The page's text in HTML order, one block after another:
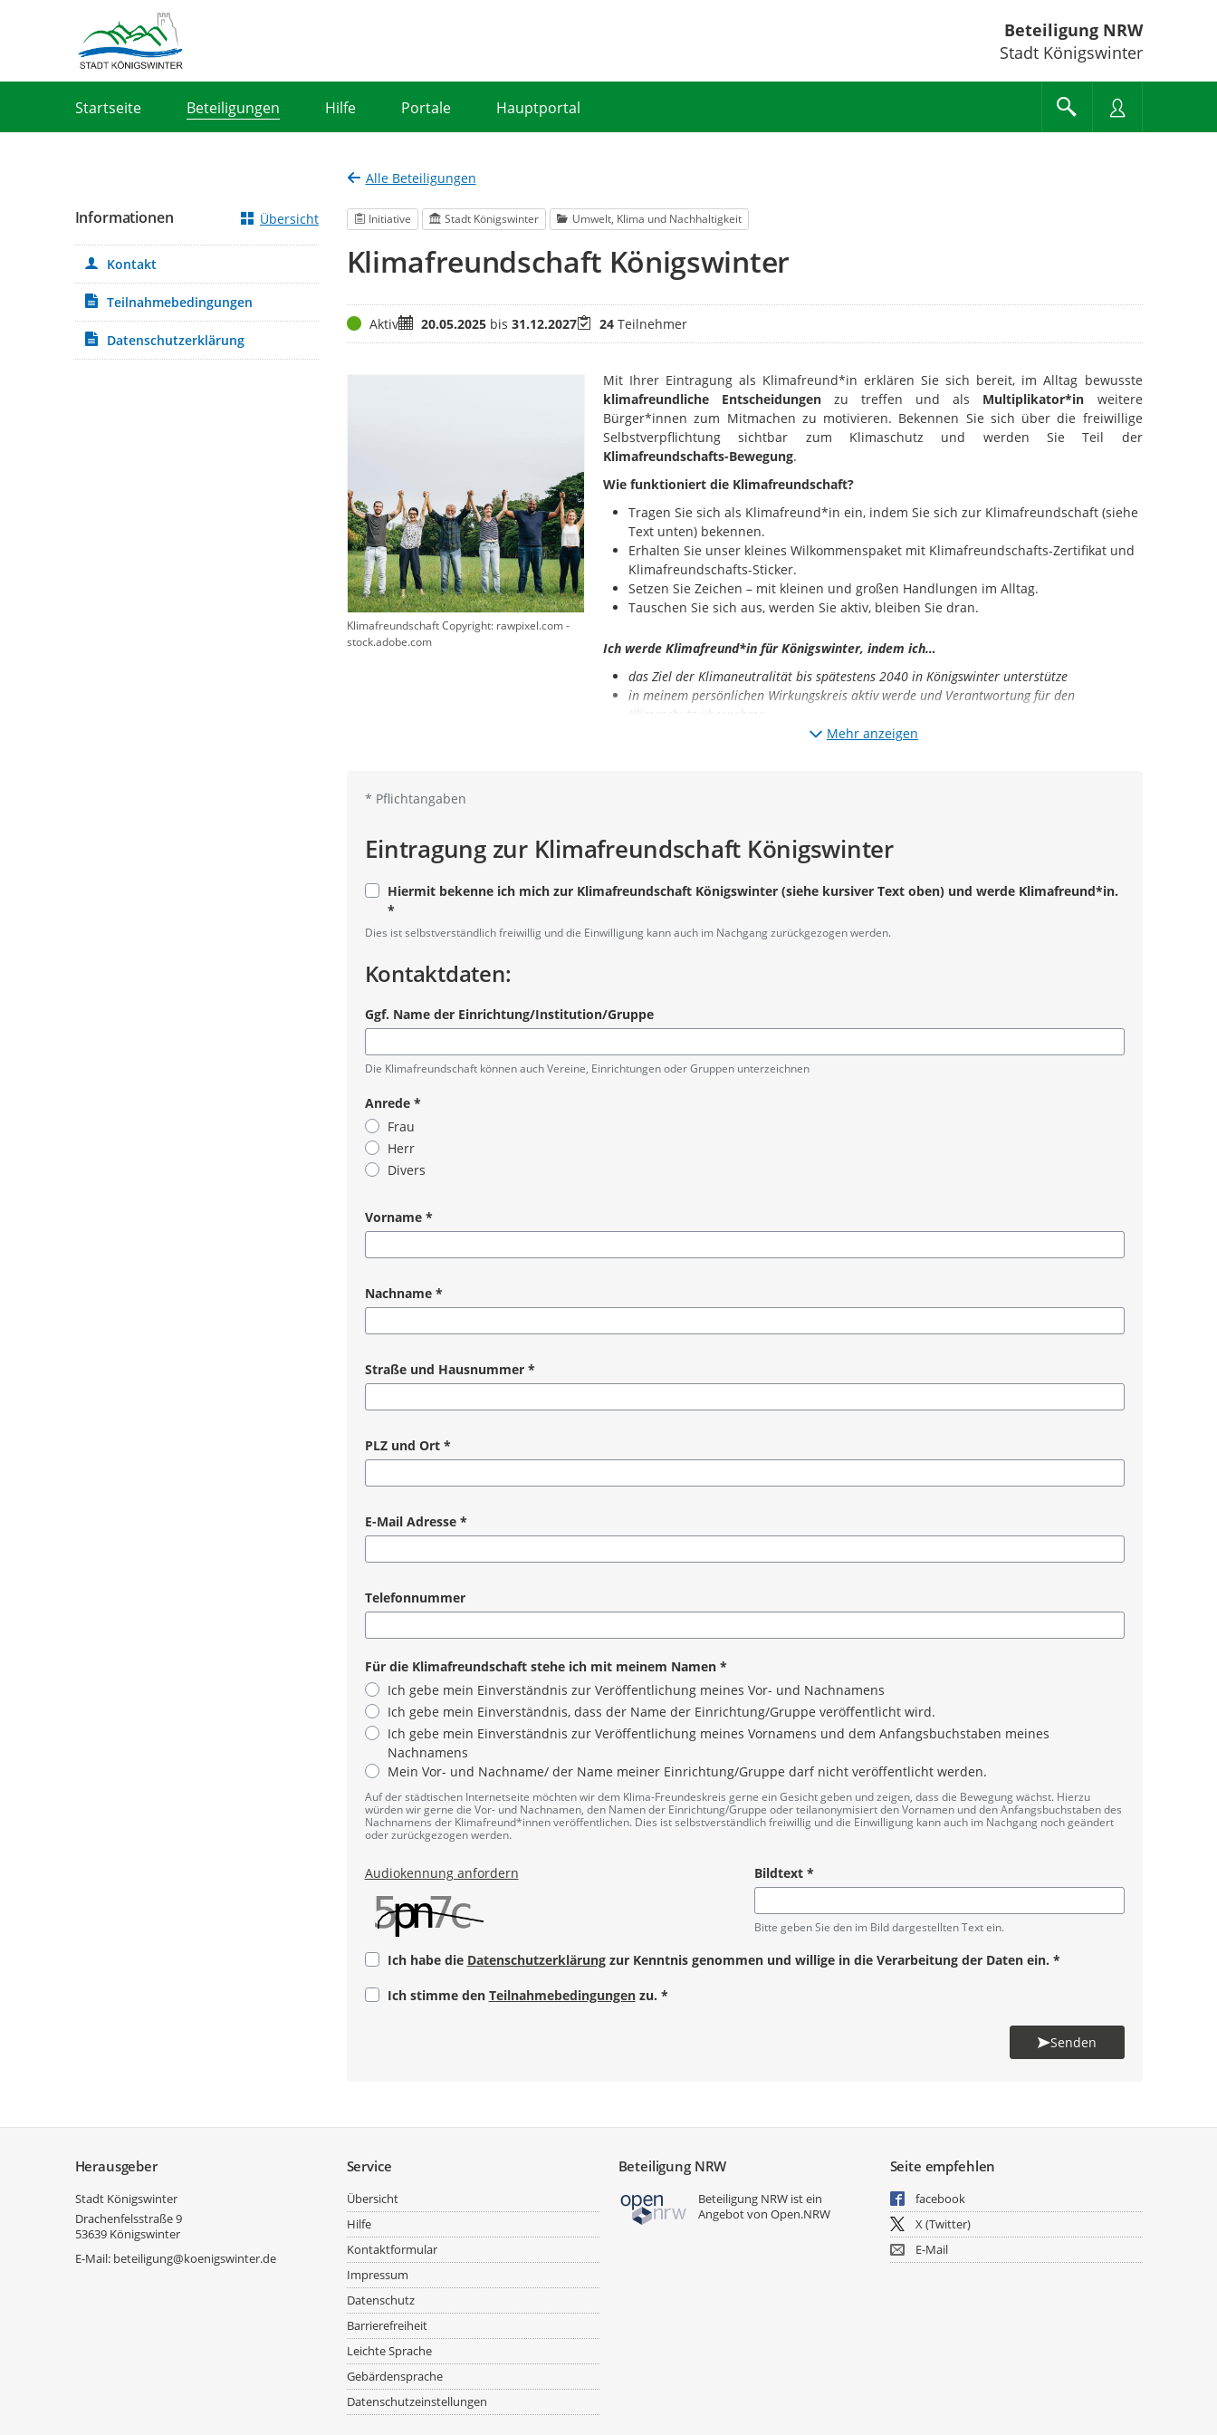
Beteiligung NRW
Stadt Königswinter
Startseite Beteiligungen Hilfe Portale Hauptportal
Alle Beteiligungen
Initiative Stadt Königswinter Umwelt, Klima und Nachhaltigkeit
Klimafreundschaft Königswinter
StatusAktivZeitraum
20.05.2025bis 31.12.2027Teilnehmer
24Teilnehmer
Klimafreundschaft Copyright: rawpixel.com -
stock.adobe.com
Mit Ihrer Eintragung als Klimafreund*in erklären Sie sich bereit, im Alltag bewusste
klimafreundliche Entscheidungen zu treffen und als Multiplikator*in weitere
Bürger*innen zum Mitmachen zu motivieren. Bekennen Sie sich über die freiwillige
Selbstverpflichtung sichtbar zum Klimaschutz und werden Sie Teil der
Klimafreundschafts-Bewegung.
Wie funktioniert die Klimafreundschaft?
Tragen Sie sich als Klimafreund*in ein, indem Sie sich zur Klimafreundschaft (siehe
Text unten) bekennen.
Erhalten Sie unser kleines Wilkommenspaket mit Klimafreundschafts-Zertifikat und
Klimafreundschafts-Sticker.
Setzen Sie Zeichen – mit kleinen und großen Handlungen im Alltag.
Tauschen Sie sich aus, werden Sie aktiv, bleiben Sie dran.
Ich werde Klimafreund*in für Königswinter, indem ich…
das Ziel der Klimaneutralität bis spätestens 2040 in Königswinter unterstütze
in meinem persönlichen Wirkungskreis aktiv werde und Verantwortung für den
Klimaschutz übernehme
-Verbrauch regelmäßig auf mögliche Verbesserungen hin
Ich prüfe, welche der folgenden Maßnahmen ich umsetzen kann:
Fahrrad fahren, Bus und Bahn nutzen oder zu Fuß gehen statt Auto fahren
Beim Neukauf von Geräten auf die höchstmögliche Energieeffizienzklasse achten und
Altgeräte entsorgen
Die Raumtemperatur in der Heizperiode absenken (z.B. auf 19 ° Grad)
Biologische, regionale und saisonale Lebensmittel bzw. Produkte einkaufen
Konsum reduzieren und reparieren
Mehr anzeigen
* Pflichtangaben
Eintragung zur Klimafreundschaft Königswinter
Hiermit bekenne ich mich zur Klimafreundschaft Königswinter (siehe kursiver Text oben) und werde Klimafreund*in.
*
Pflichtangabe
Dies ist selbstverständlich freiwillig und die Einwilligung kann auch im Nachgang zurückgezogen werden.
Kontaktdaten:
Ggf. Name der Einrichtung/Institution/Gruppe
Die Klimafreundschaft können auch Vereine, Einrichtungen oder Gruppen unterzeichnen
Anrede*
Frau
Herr
Divers
Vorname*
Nachname*
Straße und Hausnummer*
PLZ und Ort*
E-Mail Adresse*
Telefonnummer
Für die Klimafreundschaft stehe ich mit meinem Namen*
Ich gebe mein Einverständnis zur Veröffentlichung meines Vor- und Nachnamens
Ich gebe mein Einverständnis, dass der Name der Einrichtung/Gruppe veröffentlicht wird.
Ich gebe mein Einverständnis zur Veröffentlichung meines Vornamens und dem Anfangsbuchstaben meines
Nachnamens
Mein Vor- und Nachname/ der Name meiner Einrichtung/Gruppe darf nicht veröffentlicht werden.
Pflichtangabe
Auf der städtischen Internetseite möchten wir dem Klima-Freundeskreis gerne ein Gesicht geben und zeigen, dass die Bewegung wächst. Hierzu
würden wir gerne die Vor- und Nachnamen, den Namen der Einrichtung/Gruppe oder teilanonymisiert den Vornamen und den Anfangsbuchstaben des
Nachnamens der Klimafreund*innen veröffentlichen. Dies ist selbstverständlich freiwillig und die Einwilligung kann auch im Nachgang noch geändert
oder zurückgezogen werden.
Audiokennung anfordern Bildtext*
Pflichtangabe
Bitte geben Sie den im Bild dargestellten Text ein.
Ich habe die Datenschutzerklärungzur Kenntnis genommen und willige in die Verarbeitung der Daten ein. *
Ich stimme den Teilnahmebedingungenzu. *
Senden
Informationen Übersicht
Kontakt
Teilnahmebedingungen
Datenschutzerklärung
Herausgeber
Stadt Königswinter
Drachenfelsstraße 9
53639 Königswinter
E-Mail: beteiligung@koenigswinter.de
Service
Übersicht
Hilfe
Kontaktformular
Impressum
Datenschutz
Barrierefreiheit
Leichte Sprache
Gebärdensprache
Datenschutzeinstellungen
Beteiligung NRW
Beteiligung NRW ist ein
Angebot vonOpen.NRW
Seite empfehlen
facebook
X (Twitter)
E-Mail